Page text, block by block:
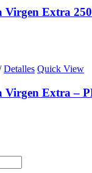
Virgen Extra
Detalles Quick View
Virgen Extra –